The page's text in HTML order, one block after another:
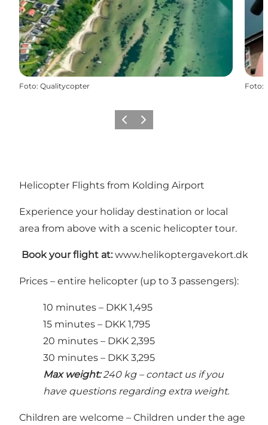
Foto: Qualitycopter Foto:
Precedente
Avanti
Helicopter Flights from Kolding Airport
Experience your holiday destination or local
area from above with a scenic helicopter tour.
Book your flight at: www.helikoptergavekort.dk
Prices – entire helicopter (up to 3 passengers):
10 minutes – DKK 1,495
15 minutes – DKK 1,795
20 minutes – DKK 2,395
30 minutes – DKK 3,295
Max weight:240 kg – contact us if you
have questions regarding extra weight.
Children are welcome – Children under the age